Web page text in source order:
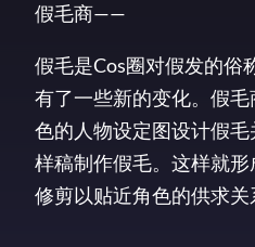
假毛商——
假毛是Cos圈对假发的俗
有了一些新的变化。假
色的人物设定图设计假
样稿制作假毛。这样就
修剪以贴近角色的供求关